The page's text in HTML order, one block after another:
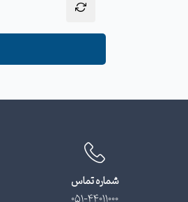
شماره تماس